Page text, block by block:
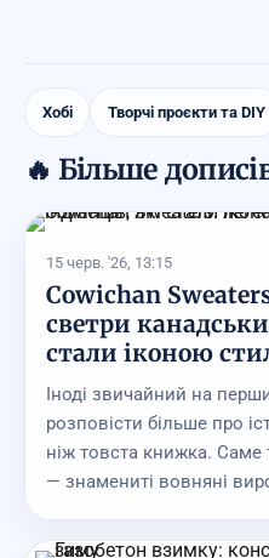
Хобі Творчі проєкти та DIY
🔥 Більше
15 черв. '26, 13:15
Cowichan
светри
стали іконою
Іноді звичайний на
розповісти більше про
ніж товста книжка. Саме
— знамениті вовняні